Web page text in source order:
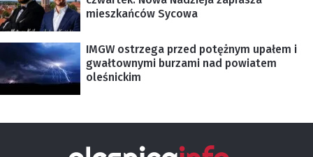
mieszkańców Sycowa
IMGW ostrzega przed potężnym upałem i
gwałtownymi burzami nad powiatem
oleśnickim